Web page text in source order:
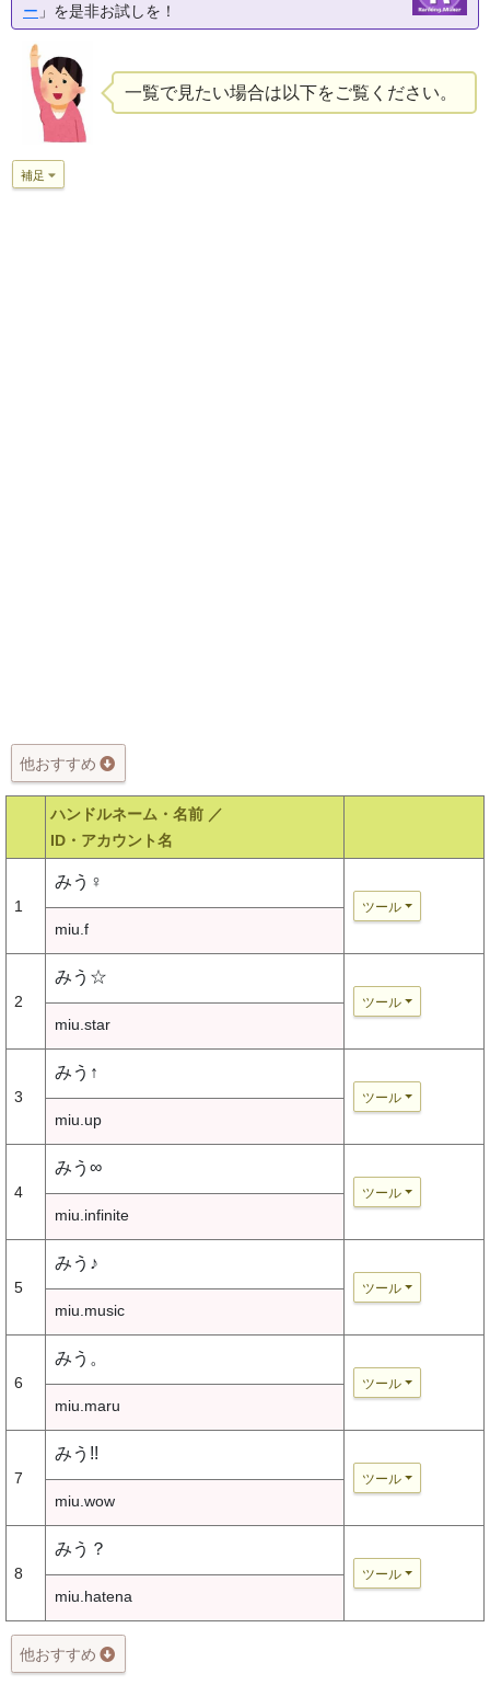
ー 」を是非お試しを！
一覧で見たい場合は以下をご覧ください。
補足
他おすすめ
ハンドルネーム・名前 ／
ID・アカウント名
1
みう♀
ツール
miu.f
2
みう☆
ツール
miu.star
3
みう↑
ツール
miu.up
4
みう∞
ツール
miu.infinite
5
みう♪
ツール
miu.music
6
みう。
ツール
miu.maru
7
みう!!
ツール
miu.wow
8
みう？
ツール
miu.hatena
他おすすめ